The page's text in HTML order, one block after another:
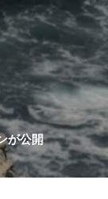
が公開